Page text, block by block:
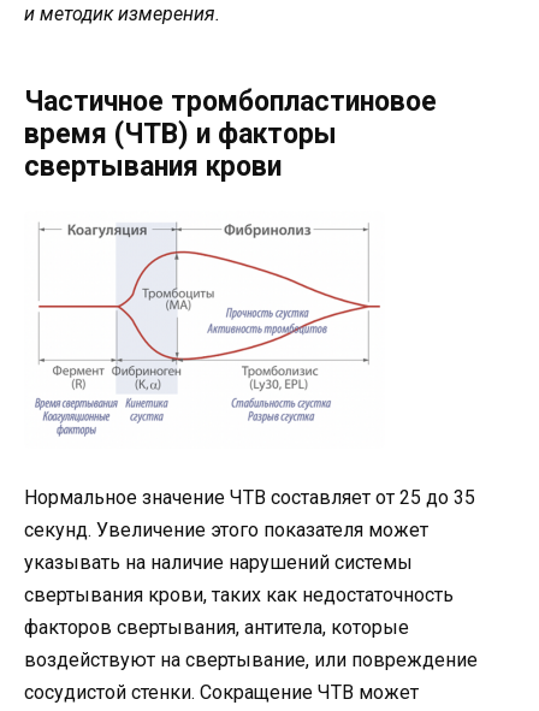
и методик измерения.
Частичное тромбопластиновое
время (ЧТВ) и факторы
свертывания крови
Нормальное значение ЧТВ составляет от 25 до 35
секунд. Увеличение этого показателя может
указывать на наличие нарушений системы
свертывания крови, таких как недостаточность
факторов свертывания, антитела, которые
воздействуют на свертывание, или повреждение
сосудистой стенки. Сокращение ЧТВ может